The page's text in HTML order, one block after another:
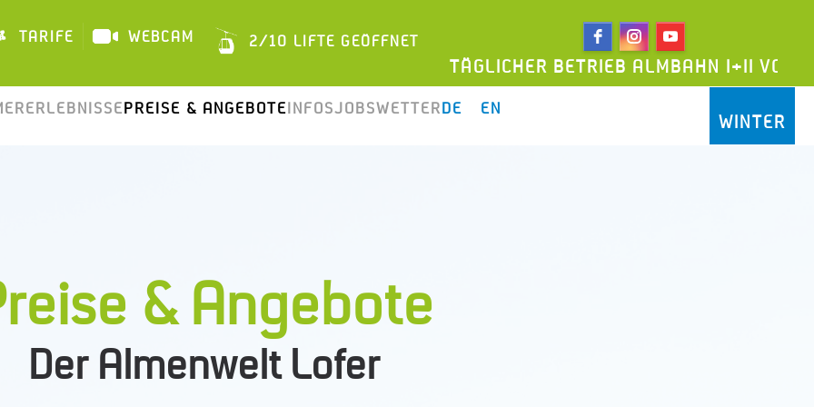
PREISE & ANGEBOTEINFOSJOBSWETTERDE EN
& Angebote
Der Almenwelt Lofer
WINTER
TARIFE WEBCAM 2/10 LIFTE GEÖFFNET
TÄGLICHER BETRIEB ALMBAHN I+II VON